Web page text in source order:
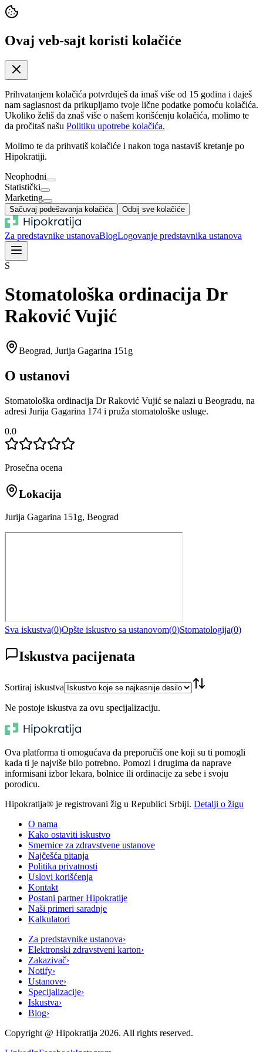
Ovaj veb-sajt koristi kolačiće
Prihvatanjem kolačića potvrđuješ da imaš više od 15 godina i daješ
nam saglasnost da prikupljamo tvoje lične podatke pomoću kolačića.
Ukoliko želiš da znaš više o našem korišćenju kolačića, molimo te
da pročitaš našu Politiku upotrebe kolačića.
Molimo te da prihvatiš kolačiće i nakon toga nastaviš kretanje po
Hipokratiji.
Neophodni
Statistički
Marketing
Sačuvaj podešavanja kolačića Odbij sve kolačiće
Za predstavnike ustanovaBlogLogovanje predstavnika ustanova
S
Stomatološka ordinacija Dr
Raković Vujić
Beograd, Jurija Gagarina 151g
O ustanovi
Stomatološka ordinacija Dr Raković Vujić se nalazi u Beogradu, na
adresi Jurija Gagarina 174 i pruža stomatološke usluge.
0.0
Prosečna ocena
Lokacija
Jurija Gagarina 151g, Beograd
Sva iskustva(0)Opšte iskustvo sa ustanovom(0)Stomatologija(0)
Iskustva pacijenata
Sortiraj iskustva
Ne postoje iskustva za ovu specijalizaciju.
Ova platforma ti omogućava da preporučiš one koji su ti pomogli
kada ti je najviše bilo potrebno. Pomozi i drugima da naprave
informisani izbor lekara, bolnice ili ordinacije za sebe i svoju
porodicu.
Hipokratija® je registrovani žig u Republici Srbiji. Detalji o žigu
O nama
Kako ostaviti iskustvo
Smernice za zdravstvene ustanove
Najčešća pitanja
Politika privatnosti
Uslovi korišćenja
Kontakt
Postani partner Hipokratije
Naši primeri saradnje
Kalkulatori
Za predstavnike ustanova›
Elektronski zdravstveni karton›
Zakazivač›
Notify›
Ustanove›
Specijalizacije›
Iskustva›
Blog›
Copyright @ Hipokratija 2026. All rights reserved.